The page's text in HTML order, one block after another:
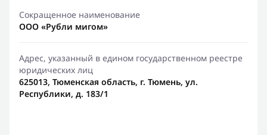
Сокращенное наименование
ООО «Рубли мигом»
Адрес, указанный в едином государственном реестре
юридических лиц
625013, Тюменская область, г. Тюмень, ул.
Республики, д. 183/1